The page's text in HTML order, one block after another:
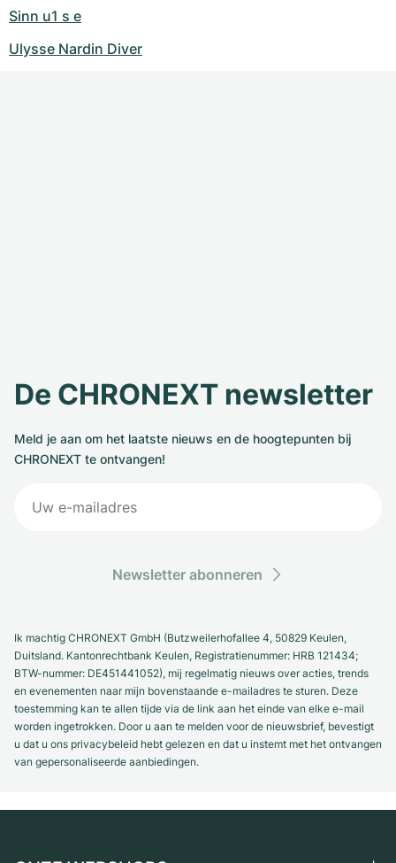
Sinn u1 s e
Ulysse Nardin Diver
De CHRONEXT newsletter
Meld je aan om het laatste nieuws en de hoogtepunten bij
CHRONEXT te ontvangen!
Newsletter abonneren
Ik machtig CHRONEXT GmbH (Butzweilerhofallee 4, 50829 Keulen,
Duitsland. Kantonrechtbank Keulen, Registratienummer: HRB 121434;
BTW-nummer: DE451441052), mij regelmatig nieuws over acties, trends
en evenementen naar mijn bovenstaande e-mailadres te sturen. Deze
toestemming kan te allen tijde via de link aan het einde van elke e-mail
worden ingetrokken. Door u aan te melden voor de nieuwsbrief, bevestigt
u dat u ons privacybeleid hebt gelezen en dat u instemt met het ontvangen
van gepersonaliseerde aanbiedingen.